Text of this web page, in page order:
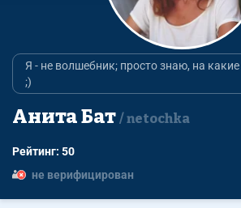
Я - не волшебник; просто знаю, на
;)
Анита Бат netochka
Рейтинг: 50
не верифицирован